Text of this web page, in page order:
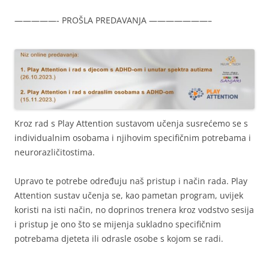
—————- PROŠLA PREDAVANJA ———————–
Kroz rad s Play Attention sustavom učenja susrećemo se s
individualnim osobama i njihovim specifičnim potrebama i
neurorazličitostima.
Upravo te potrebe određuju naš pristup i način rada. Play
Attention sustav učenja se, kao pametan program, uvijek
koristi na isti način, no doprinos trenera kroz vodstvo sesija
i pristup je ono što se mijenja sukladno specifičnim
potrebama djeteta ili odrasle osobe s kojom se radi.